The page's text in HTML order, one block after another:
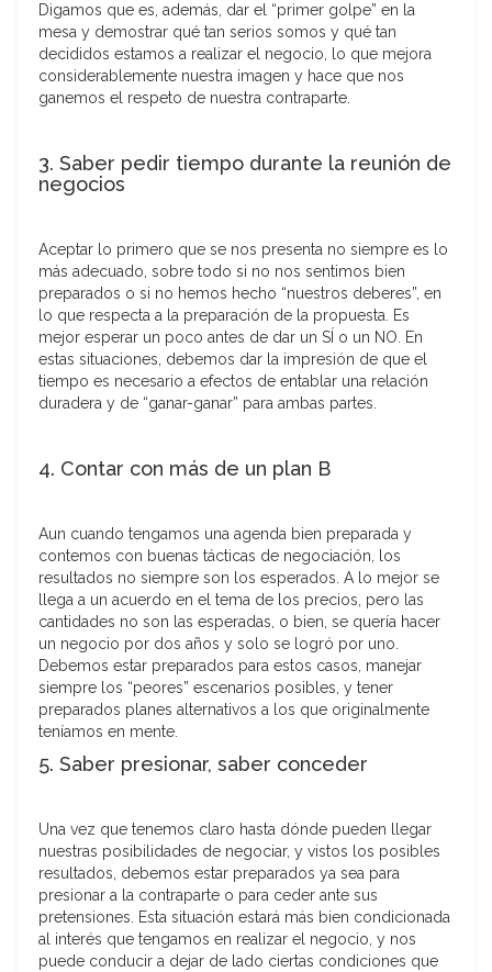
Digamos que es, además, dar el “primer golpe” en la
mesa y demostrar qué tan serios somos y qué tan
decididos estamos a realizar el negocio, lo que mejora
considerablemente nuestra imagen y hace que nos
ganemos el respeto de nuestra contraparte.
3. Saber pedir tiempo durante la reunión de
negocios
Aceptar lo primero que se nos presenta no siempre es lo
más adecuado, sobre todo si no nos sentimos bien
preparados o si no hemos hecho “nuestros deberes”, en
lo que respecta a la preparación de la propuesta. Es
mejor esperar un poco antes de dar un SÍ o un NO. En
estas situaciones, debemos dar la impresión de que el
tiempo es necesario a efectos de entablar una relación
duradera y de “ganar-ganar” para ambas partes.
4. Contar con más de un plan B
Aun cuando tengamos una agenda bien preparada y
contemos con buenas tácticas de negociación, los
resultados no siempre son los esperados. A lo mejor se
llega a un acuerdo en el tema de los precios, pero las
cantidades no son las esperadas, o bien, se quería hacer
un negocio por dos años y solo se logró por uno.
Debemos estar preparados para estos casos, manejar
siempre los “peores” escenarios posibles, y tener
preparados planes alternativos a los que originalmente
teníamos en mente.
5. Saber presionar, saber conceder
Una vez que tenemos claro hasta dónde pueden llegar
nuestras posibilidades de negociar, y vistos los posibles
resultados, debemos estar preparados ya sea para
presionar a la contraparte o para ceder ante sus
pretensiones. Esta situación estará más bien condicionada
al interés que tengamos en realizar el negocio, y nos
puede conducir a dejar de lado ciertas condiciones que